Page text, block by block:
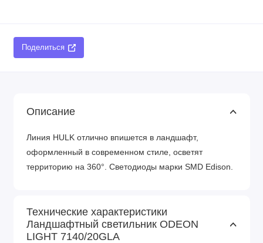
Поделиться
Описание
Линия HULK отлично впишется в ландшафт,
оформленный в современном стиле, осветят
территорию на 360°. Светодиоды марки SMD Edison.
Технические характеристики
Ландшафтный светильник ODEON
LIGHT 7140/20GLA